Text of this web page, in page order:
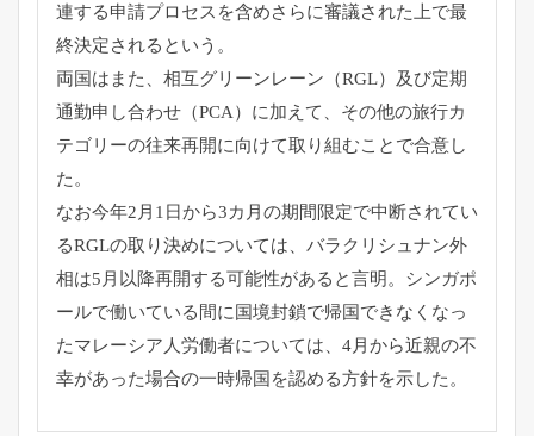
連する申請プロセスを含めさらに審議された上で最
終決定されるという。
両国はまた、相互グリーンレーン（RGL）
及び定期
通勤申し合わせ（PCA）に加えて、 その他の旅行カ
テゴリーの往来再開に向けて取り組むことで合意し
た。
なお今年2月1日から3カ月の期間限定で中断されてい
るRGLの取り決めについては、 バラクリシュナン外
相は5月以降再開する可能性があると言明。 シンガポ
ールで働いている間に国境封鎖で帰国できなくなっ
たマレーシア人労働者については、 4月から近親の不
幸があった場合の一時帰国を認める方針を示した 。